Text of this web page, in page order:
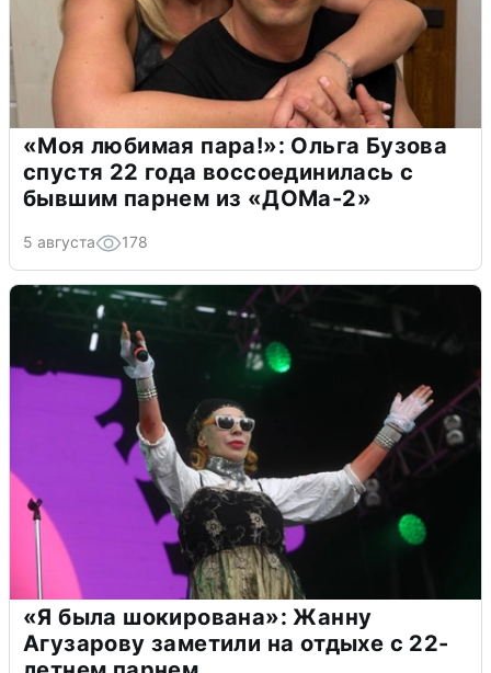
«Моя любимая пара!»: Ольга Бузова
спустя 22 года воссоединилась с
бывшим парнем из «ДОМа-2»
5 августа 178
«Я была шокирована»: Жанну
Агузарову заметили на отдыхе с 22-